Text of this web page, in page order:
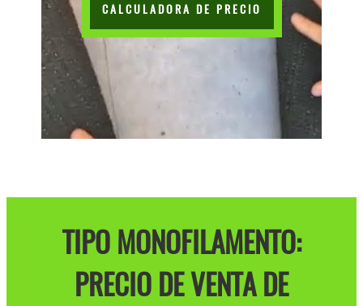
CALCULADORA DE PRECIO
TIPO MONOFILAMENTO:
PRECIO DE VENTA DE